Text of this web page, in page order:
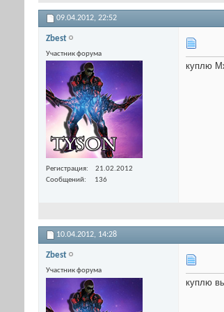
09.04.2012, 22:52
Zbest
Участник форума
Регистрация
21.02.2012
Сообщений
136
куплю
10.04.2012, 14:28
Zbest
Участник форума
куплю